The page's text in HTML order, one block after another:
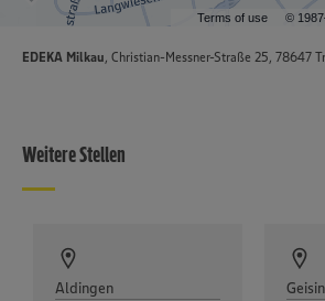
Terms of use ©
EDEKA Milkau, Christian-Messner-Straße 25, 78647
Weitere Stellen
Aldingen